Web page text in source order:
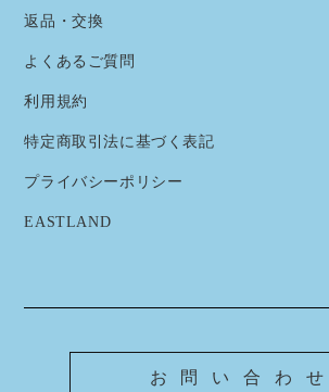
返品・交換
よくあるご質問
利用規約
特定商取引法に基づく表記
プライバシーポリシー
EASTLAND
お問い合わせ